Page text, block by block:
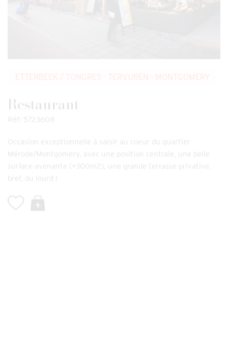
ETTERBEEK / TONGRES - TERVUREN - MONTGOMERY
Restaurant
Réf: 5723608
Occasion exceptionnelle à saisir au coeur du quartier
Mérode/Montgomery, avec une position centrale, une belle
bref, du lourd !